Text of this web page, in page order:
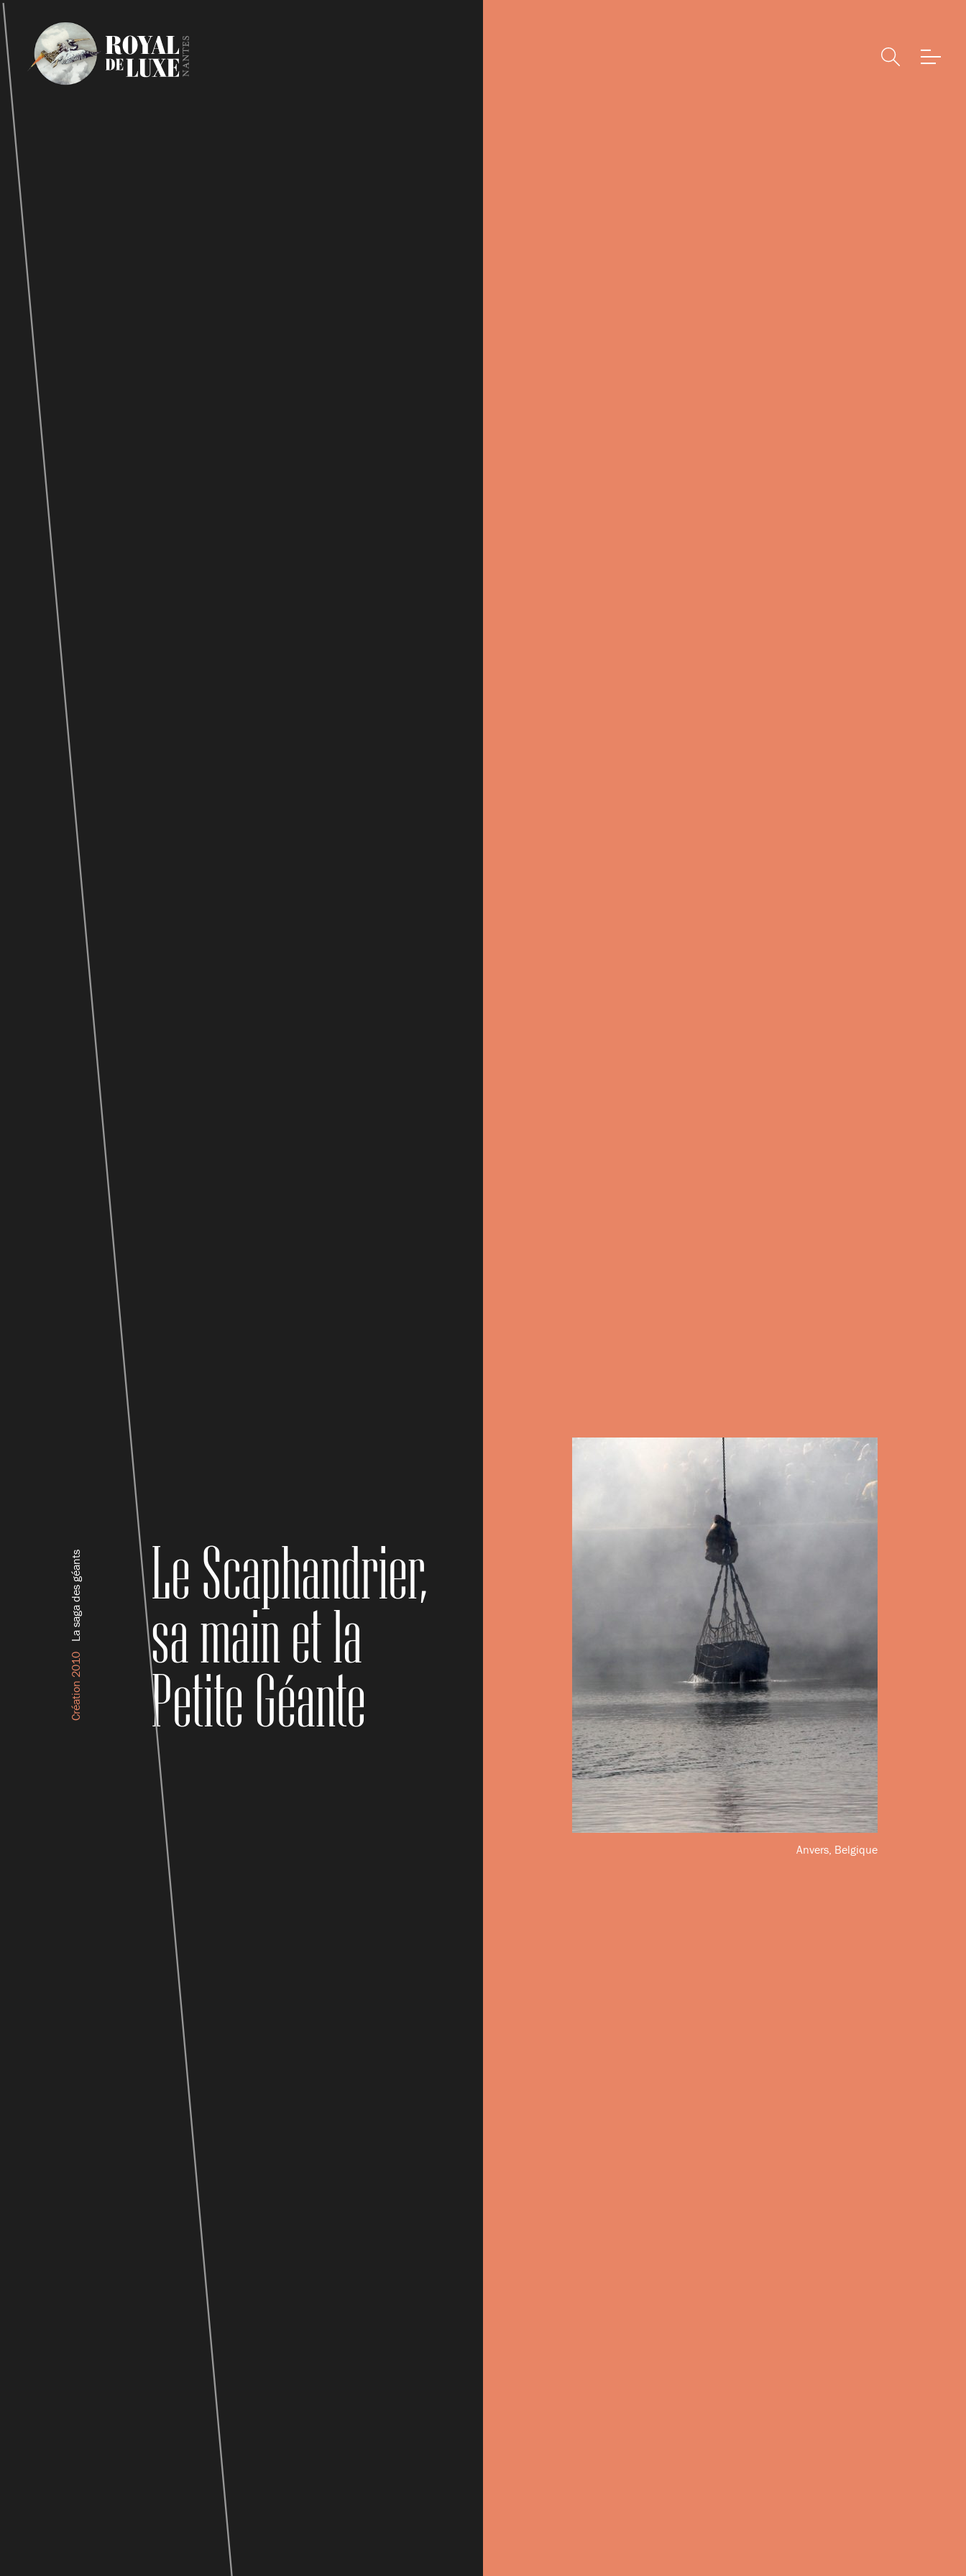
Création 2010
La saga des géants Le Scaphandrier,
sa main et la
Petite Géante
Anvers, Belgique